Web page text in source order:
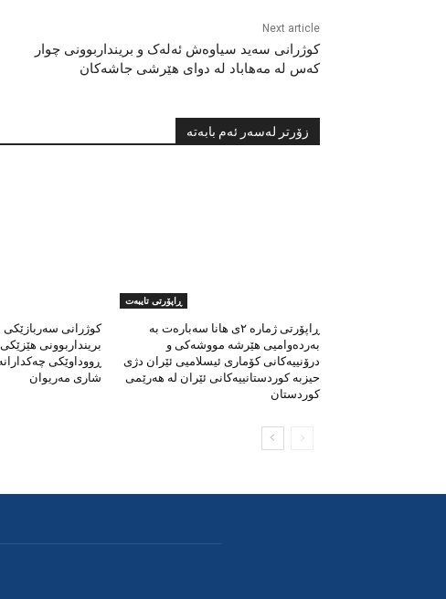
Next article
کوژرانی سەید سیاوەش ئەلەک و برینداربوونی چوار
کەس لە مەهاباد لە دوای هێرشی جاشەکان
زۆرتر لەسەر ئەم بابەتە
ڕاپۆرتی تایبەت
ڕاپۆرتی ژمارە ٢ی هانا سەبارەت بە
بەردەوامیی هێرشە مووشەکی و
درۆنییەکانی کۆماری ئیسلامیی ئێران دژی
حیزبە کوردستانییەکانی ئێران لە هەرێمی
کوردستان
کوژرانی
برینداربوونی
ڕووداوێکی
شاری مەریوان